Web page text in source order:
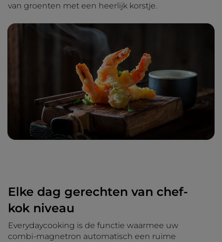
van groenten met een heerlijk korstje.
Elke dag gerechten van chef-
kok niveau
Everydaycooking is de functie waarmee uw
combi-magnetron automatisch een ruime